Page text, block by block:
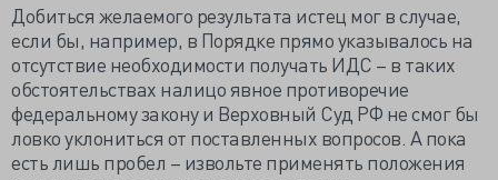
Добиться желаемого результата истец мог в случае,
если бы, например, в Порядке прямо указывалось на
отсутствие необходимости получать ИДС – в таких
обстоятельствах налицо явное противоречие
федеральному закону и Верховный Суд РФ не смог бы
ловко уклониться от поставленных вопросов. А пока
есть лишь пробел – извольте применять положения